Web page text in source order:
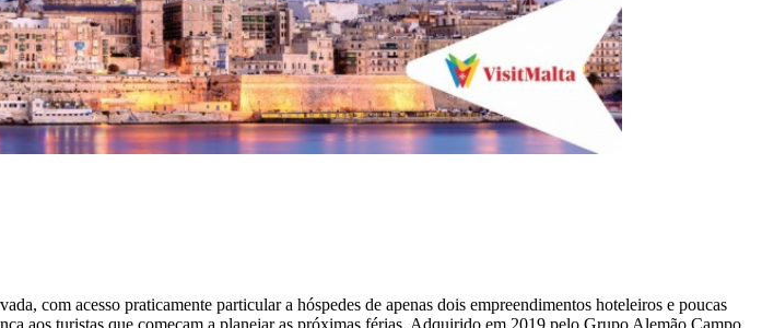
com acesso praticamente particular a hóspedes de apenas dois empreendimentos hoteleiros e poucas